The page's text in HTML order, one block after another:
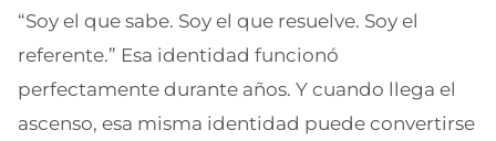
“Soy el que sabe. Soy el que resuelve. Soy el
referente.” Esa identidad funcionó
perfectamente durante años. Y cuando llega el
ascenso, esa misma identidad puede convertirse